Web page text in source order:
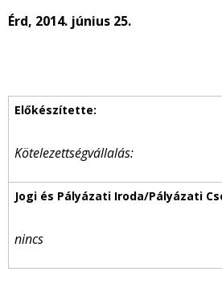
Érd, 2014. június 25.
Kötelezettségvállalás:
nincs